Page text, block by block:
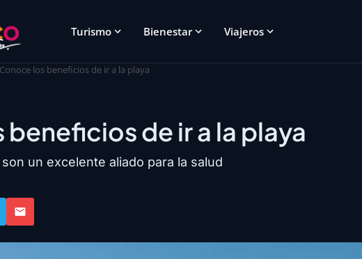
Turismo Bienestar Viajeros
Conoce los beneficios de ir a la playa
de ir a la playa
un excelente aliado para la salud